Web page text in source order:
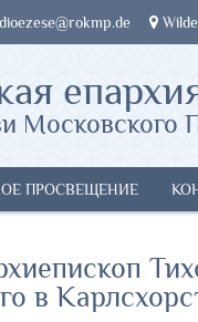
dioezese@rokmp.de
Московского
ПРОСВЕЩЕНИЕ
в